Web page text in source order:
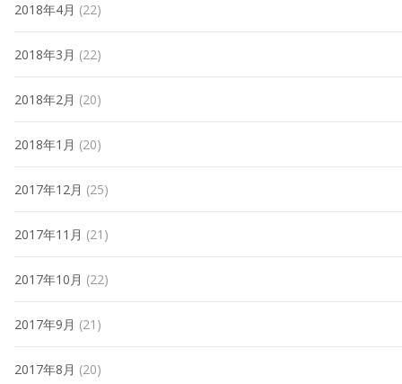
2018年4月 (22)
2018年3月 (22)
2018年2月 (20)
2018年1月 (20)
2017年12月 (25)
2017年11月 (21)
2017年10月 (22)
2017年9月 (21)
2017年8月 (20)